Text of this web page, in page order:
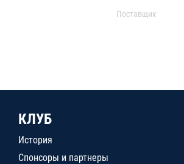
Поставщик
КЛУБ
История
Спонсоры и партнеры